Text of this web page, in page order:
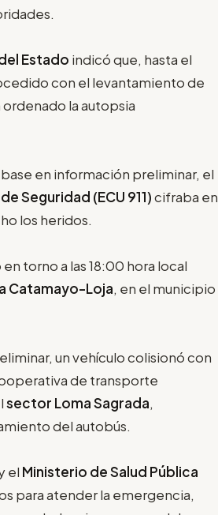
Estado indicó que, hasta el
con el levantamiento de
ordenado la autopsia
en información preliminar, el
Seguridad (ECU 911)cifraba en
los heridos.
torno a las 18:00 hora local
Catamayo-Loja, en el municipio
un vehículo colisionó con
de transporte
sector Loma Sagrada,
del autobús.
el Ministerio de Salud Pública
para atender la emergencia,